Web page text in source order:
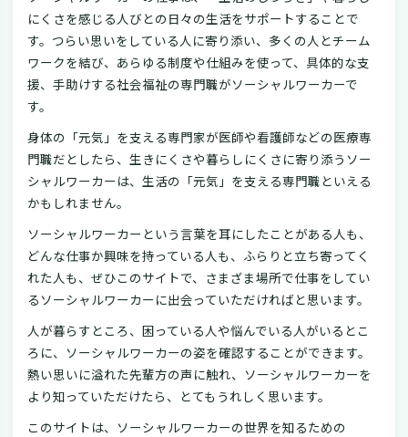
にくさを感じる人びとの日々の生活をサポートすることで
す。つらい思いをしている人に寄り添い、多くの人とチーム
ワークを結び、あらゆる制度や仕組みを使って、具体的な支
援、手助けする社会福祉の専門職がソーシャルワーカーで
す。
身体の「元気」を支える専門家が医師や看護師などの医療専
門職だとしたら、生きにくさや暮らしにくさに寄り添うソー
シャルワーカーは、生活の「元気」を支える専門職といえる
かもしれません。
ソーシャルワーカーという言葉を耳にしたことがある人も、
どんな仕事か興味を持っている人も、ふらりと立ち寄ってく
れた人も、ぜひこのサイトで、さまざま場所で仕事をしてい
るソーシャルワーカーに出会っていただければと思います。
人が暮らすところ、困っている人や悩んでいる人がいるとこ
ろに、ソーシャルワーカーの姿を確認することができます。
熱い思いに溢れた先輩方の声に触れ、ソーシャルワーカーを
より知っていただけたら、とてもうれしく思います。
このサイトは、ソーシャルワーカーの世界を知るための